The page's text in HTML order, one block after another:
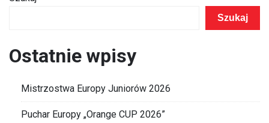
Ostrołęka
powiecie
ostrołęckim
dofinansowanego
Szukaj
Ostatnie wpisy
Mistrzostwa Europy Juniorów 2026
Puchar Europy „Orange CUP 2026”